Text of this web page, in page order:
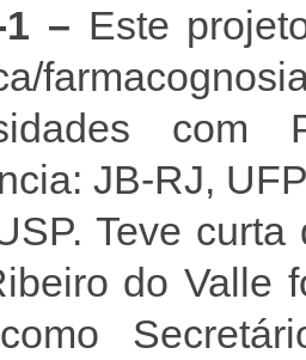
1 – Este
com
JB-RJ,
Teve
do Valle